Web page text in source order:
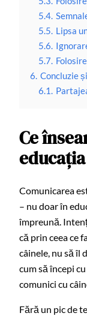
5.4.
5.5. Lipsa
5.6.
5.7.
6. Concluzie
6.1.
Ce
Comunicarea
– nu doar în
împreună.
că prin ceea ce
câinele, nu să îl
cum să începi
comunici cu
Fără un pic de